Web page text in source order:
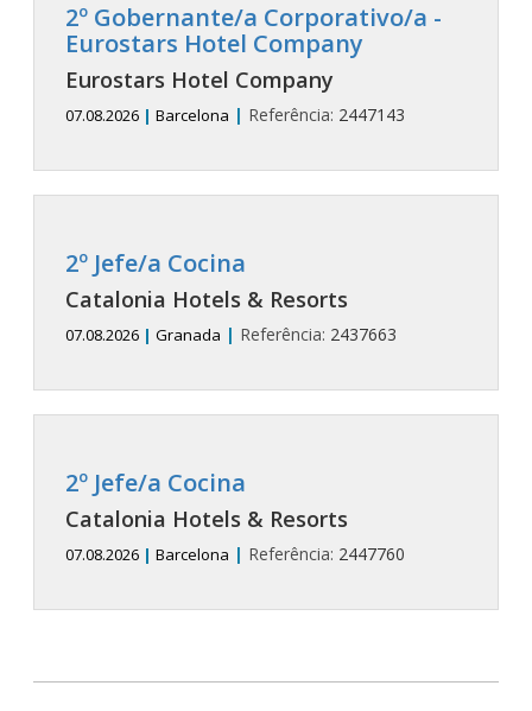
2º Gobernante/a Corporativo/a -
Eurostars Hotel Company
Eurostars Hotel Company
07.08.2026 | Barcelona | Referência: 2447143
2º Jefe/a Cocina
Catalonia Hotels & Resorts
07.08.2026 | Granada | Referência: 2437663
2º Jefe/a Cocina
Catalonia Hotels & Resorts
07.08.2026 | Barcelona | Referência: 2447760